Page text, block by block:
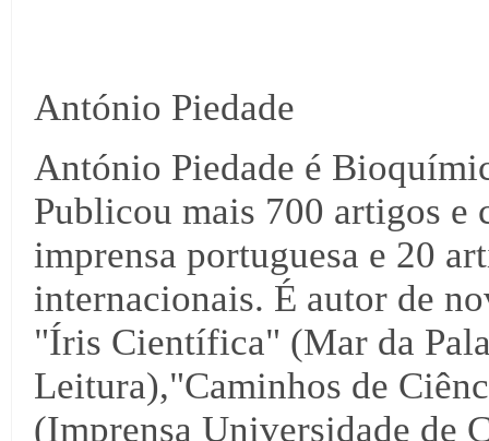
António Piedade
António Piedade é
Publicou mais 700 artigos
imprensa portuguesa e 20
internacionais. É autor de
"Íris Científica" (Mar da
Leitura),"Caminhos de
(Imprensa Universidade de